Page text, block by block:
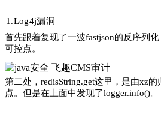
1 .Log4j漏洞
首先跟着复现了一波fastjson的反序列化
可控点。
第二处 ， redisString.get这里 ， 是由xz的
点。但是在上面中发现了logger.info()。